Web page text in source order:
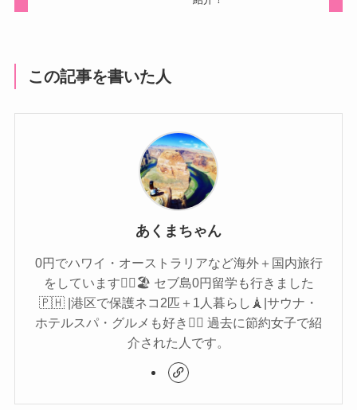
この記事を書いた人
あくまちゃん
0円でハワイ・オーストラリアなど海外＋国内旅行
をしています🏄‍♀️🏖 セブ島0円留学も行きました
🇵🇭 |港区で保護ネコ2匹＋1人暮らし🗼|サウナ・
ホテルスパ・グルメも好き🧖‍♀️ 過去に節約女子で紹
介された人です。